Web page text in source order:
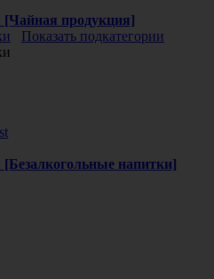
[Чайная продукция]
Показать подкатегории
[Безалкогольные напитки]